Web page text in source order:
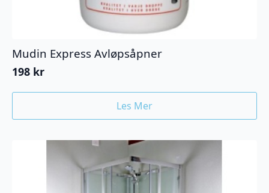
Mudin Express Avløpsåpner
198 kr
Les Mer